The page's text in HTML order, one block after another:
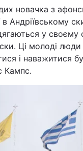
новачка з
Андріївському
у своєму
Ці молоді
і наважитися
Кампс.